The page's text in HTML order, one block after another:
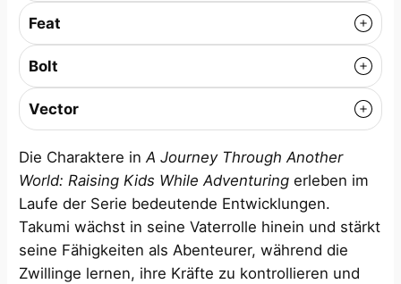
Feat
Bolt
Vector
Die Charaktere inA Journey Through Another
World: Raising Kids While Adventuring erleben im
Laufe der Serie bedeutende Entwicklungen.
Takumi wächst in seine Vaterrolle hinein und stärkt
seine Fähigkeiten als Abenteurer, während die
Zwillinge lernen, ihre Kräfte zu kontrollieren und